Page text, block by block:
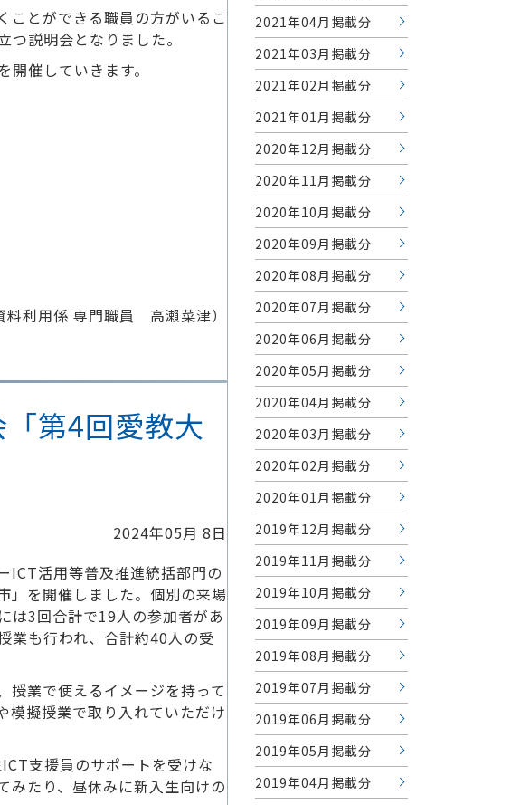
ことができる職員の方がいるこ
説明会となりました。
催していきます。
料利用係 専門職員 高瀨菜津）
第4回愛教大
2024年05月 8日
ICT活用等普及推進統括部門の
」を開催しました。個別の来場
は3回合計で19人の参加者があ
業も行われ、合計約40人の受
授業で使えるイメージを持って
模擬授業で取り入れていただけ
支援員のサポートを受けな
みたり、昼休みに新入生向けの
2021年04月掲載分
2021年03月掲載分
2021年02月掲載分
2021年01月掲載分
2020年12月掲載分
2020年11月掲載分
2020年10月掲載分
2020年09月掲載分
2020年08月掲載分
2020年07月掲載分
2020年06月掲載分
2020年05月掲載分
2020年04月掲載分
2020年03月掲載分
2020年02月掲載分
2020年01月掲載分
2019年12月掲載分
2019年11月掲載分
2019年10月掲載分
2019年09月掲載分
2019年08月掲載分
2019年07月掲載分
2019年06月掲載分
2019年05月掲載分
2019年04月掲載分